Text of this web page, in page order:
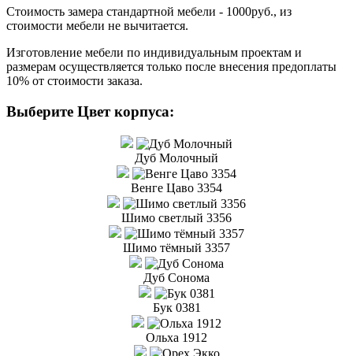
Стоимость замера стандартной мебели - 1000руб., из
стоимости мебели не вычитается.
Изготовление мебели по индивидуальным проектам и
размерам осуществляется только после внесения предоплаты
10% от стоимости заказа.
Выберите Цвет корпуса:
Дуб Молочный
Венге Цаво 3354
Шимо светлый 3356
Шимо тёмный 3357
Дуб Сонома
Бук 0381
Ольха 1912